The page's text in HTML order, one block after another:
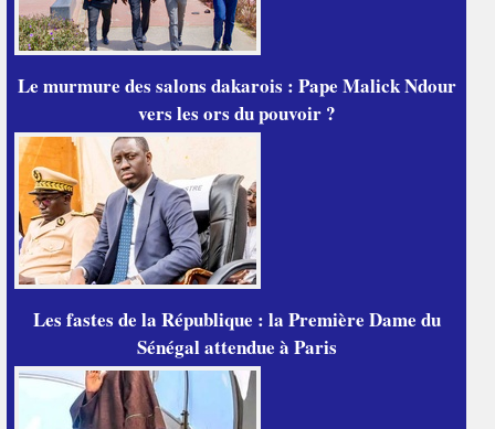
Le murmure des salons dakarois : Pape Malick Ndour
vers les ors du pouvoir ?
Les fastes de la République : la Première Dame du
Sénégal attendue à Paris